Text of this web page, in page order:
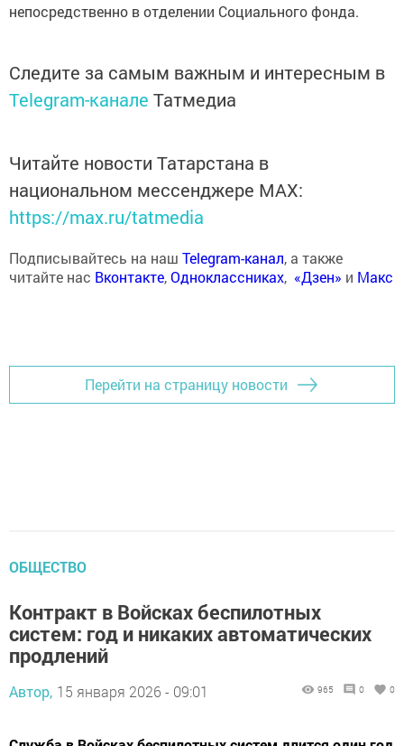
непосредственно в отделении Социального фонда.
Следите за самым важным и интересным в
Telegram-канале Татмедиа
Читайте новости Татарстана в
национальном мессенджере MАХ:
https://max.ru/tatmedia
Подписывайтесь на наш Telegram-канал, а также
читайте нас Вконтакте,Одноклассниках, «Дзен» и Макс
Перейти на страницу новости
ОБЩЕСТВО
Контракт в Войсках беспилотных
систем: год и никаких автоматических
продлений
Автор, 15 января 2026 - 09:01 965 0 0